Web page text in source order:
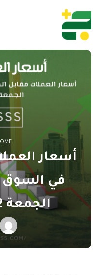
أسعار
في السوق
الجمعة 12 يناير 2024